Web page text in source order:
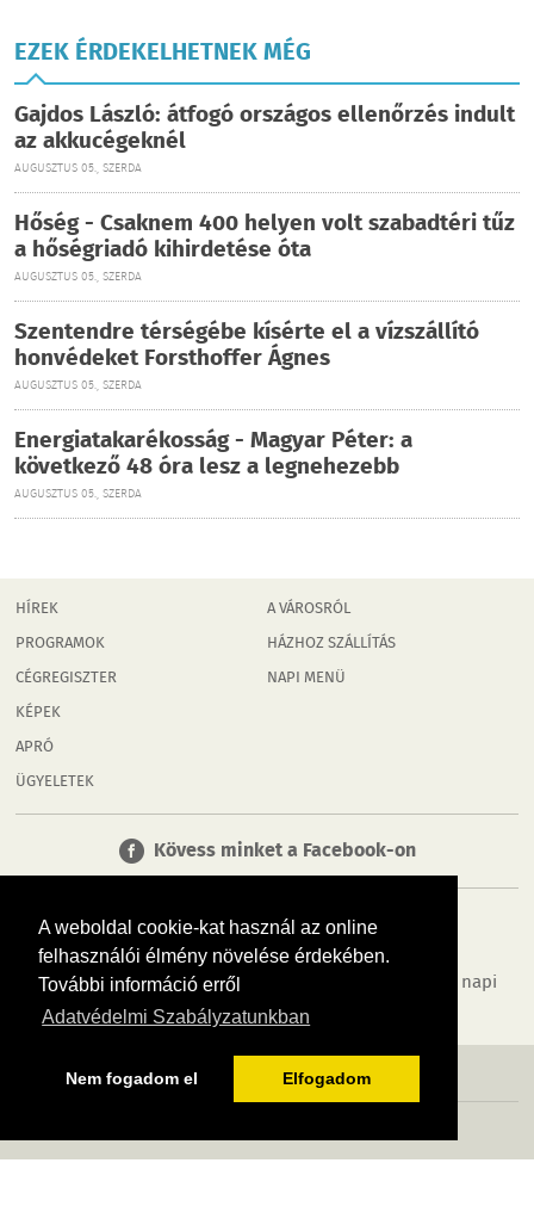
A weboldal cookie-kat használ az online
felhasználói élmény növelése érdekében.
További információ erről
Adatvédelmi Szabályzatunkban
Nem fogadom el Elfogadom
EZEK ÉRDEKELHETNEK MÉG
Gajdos László: átfogó országos ellenőrzés indult
az akkucégeknél
AUGUSZTUS 05., SZERDA
Hőség - Csaknem 400 helyen volt szabadtéri tűz
a hőségriadó kihirdetése óta
AUGUSZTUS 05., SZERDA
Szentendre térségébe kísérte el a vízszállító
honvédeket Forsthoffer Ágnes
AUGUSZTUS 05., SZERDA
Energiatakarékosság - Magyar Péter: a
következő 48 óra lesz a legnehezebb
AUGUSZTUS 05., SZERDA
HÍREK
PROGRAMOK
CÉGREGISZTER
KÉPEK
APRÓ
ÜGYELETEK
A VÁROSRÓL
HÁZHOZ SZÁLLÍTÁS
NAPI MENÜ
Kövess minket a Facebook-on
Tudj meg többet városodról! Hírek, programok, képek, napi
menü, cégek…. és minden, ami Rábaköz
MÉDIAAJÁNLÓ ADATVÉDELEM IMPRESSZUM RÓLUNK